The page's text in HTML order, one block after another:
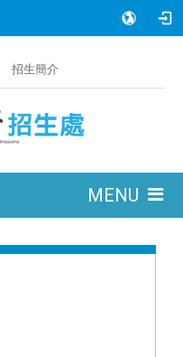
招生簡介
MENU